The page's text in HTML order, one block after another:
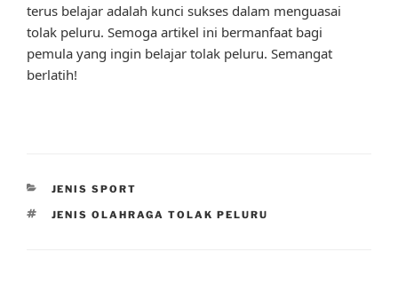
terus belajar adalah kunci sukses dalam menguasai
tolak peluru. Semoga artikel ini bermanfaat bagi
pemula yang ingin belajar tolak peluru. Semangat
berlatih!
CATEGORIES
JENIS SPORT
TAGS
JENIS OLAHRAGA TOLAK PELURU